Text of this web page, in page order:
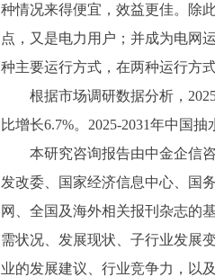
种情况来得便宜，效益更佳。除
点，又是电力用户；并成为电网
种主要运行方式，在两种运行方
根据市场调研数据分析，
比增长6.7%。 2025-2031年中国抽
本研究咨询报告由中金企信
发改委、国家经济信息中心、国
网、全国及海外相关报刊杂志的
需状况、发展现状、子行业发展
业的发展建议、行业竞争力，以